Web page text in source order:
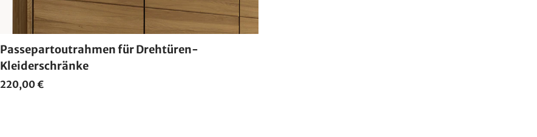
Passepartoutrahmen für Drehtüren-
Kleiderschränke
220,00 €